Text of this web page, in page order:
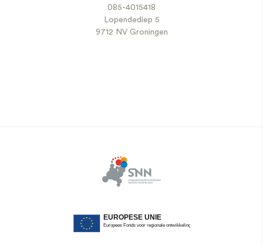
085-4015418
Lopendediep 5
9712 NV Groningen